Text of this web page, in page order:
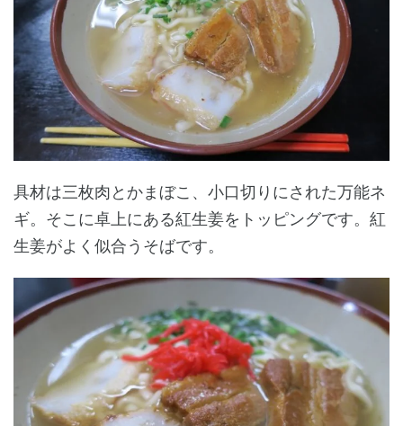
具材は三枚肉とかまぼこ、小口切りにされた万能ネ
ギ。そこに卓上にある紅生姜をトッピングです。紅
生姜がよく似合うそばです。